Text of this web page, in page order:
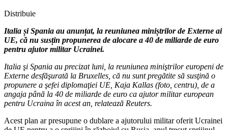
Distribuie
Italia și Spania au anunțat, la reuniunea miniștrilor de Externe ai
UE, că nu susțin propunerea de alocare a 40 de miliarde de euro
pentru ajutor militar Ucrainei.
Italia şi Spania au precizat luni, la reuniunea miniştrilor europeni de
Externe desfăşurată la Bruxelles, că nu sunt pregătite să susţină o
propunere a şefei diplomaţiei UE, Kaja Kallas (foto, centru), de a
angaja până la 40 de miliarde de euro ca ajutor militar european
pentru Ucraina în acest an, relatează Reuters.
Acest plan ar presupune o dublare a ajutorului militar oferit Ucrainei